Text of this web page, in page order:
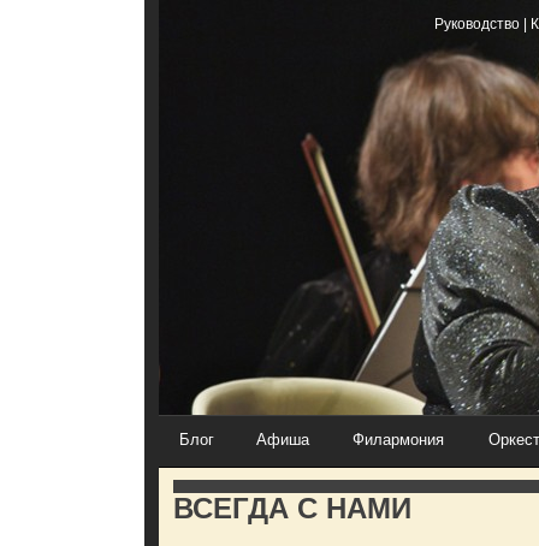
Руководство
Блог Афиша Филармония
ВСЕГДА С НАМИ